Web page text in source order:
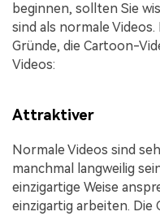
beginnen, sollten Sie
sind als normale
Gründe, die Cartoon-
Videos:
Attraktiver
Normale Videos sind
manchmal langweilig
einzigartige Weise
einzigartig arbeiten. Die